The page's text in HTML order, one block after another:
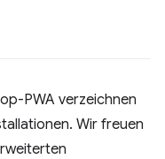
PWA verzeichnen
Wir freuen